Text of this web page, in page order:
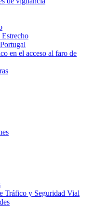
Estrecho
en el acceso al faro de
Tráfico y Seguridad Vial